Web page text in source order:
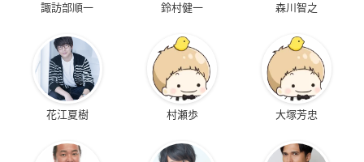
諏訪部順一 鈴村健一 森川智之
花江夏樹 村瀬歩 大塚芳忠